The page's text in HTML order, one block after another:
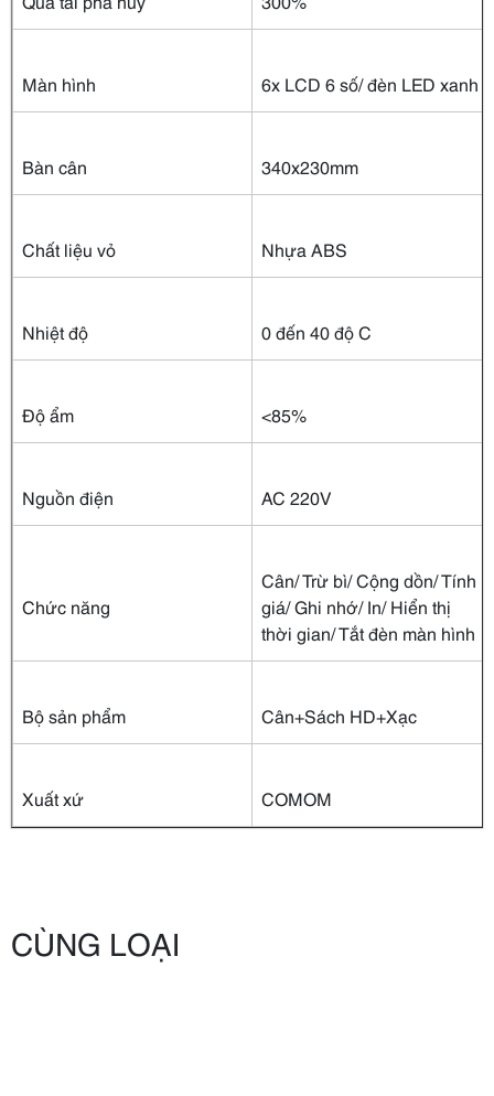
Màn hình 6x LCD 6 số/ đèn LED xanh
Bàn cân 340x230mm
Chất liệu vỏ Nhựa ABS
Nhiệt độ 0 đến 40 độ C
Độ ẩm <85%
Nguồn điện AC 220V
Chức năng
Cân/ Trừ bì/ Cộng dồn/ Tính
giá/ Ghi nhớ/ In/ Hiển thị
thời gian/ Tắt đèn màn hình
Bộ sản phẩm Cân+Sách HD+Xạc
Xuất xứ COMOM
CÙNG LOẠI